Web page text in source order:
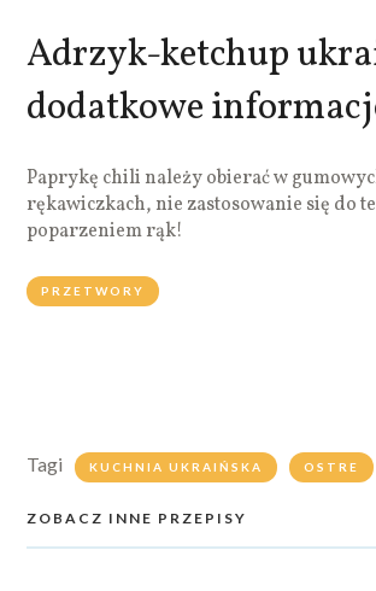
Adrzyk-ketchup
dodatkowe
Paprykę chili należy obierać w
rękawiczkach, nie zastosowanie się do
poparzeniem rąk!
PRZETWORY
Tagi KUCHNIA UKRAIŃSKA OSTRE
ZOBACZ INNE PRZEPISY